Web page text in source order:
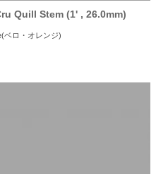
Quill Stem (1' , 26.0mm)
ベロ・オレンジ)